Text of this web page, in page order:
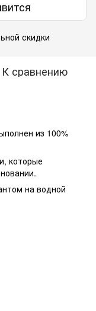
скидки
К сравнению
из 100%
которые
на водной